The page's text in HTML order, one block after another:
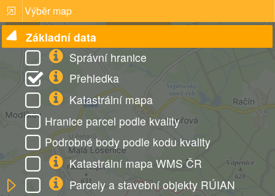
Nabídka
Výběr map
Základní data
Správní hranice
Přehledka
Katastrální mapa
Hranice parcel podle kvality
Podrobné body podle kodu kvality
Katastrální mapa WMS ČR
Parcely a stavební objekty RÚIAN